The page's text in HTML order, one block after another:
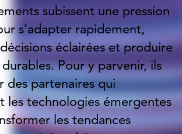
subissent une pression
s’adapter rapidement,
éclairées et produire
Pour y parvenir, ils
des partenaires qui
les technologies émergentes
les tendances